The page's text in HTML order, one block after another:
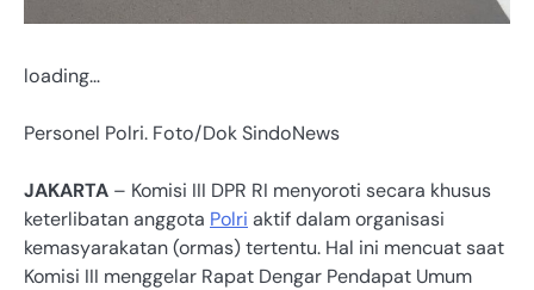
loading…
Personel Polri. Foto/Dok SindoNews
JAKARTA – Komisi III DPR RI menyoroti secara khusus
keterlibatan anggota Polri aktif dalam organisasi
kemasyarakatan (ormas) tertentu. Hal ini mencuat saat
Komisi III menggelar Rapat Dengar Pendapat Umum